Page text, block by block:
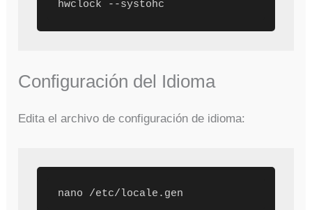
Configuración del Idioma
Edita el archivo de configuración de idioma: